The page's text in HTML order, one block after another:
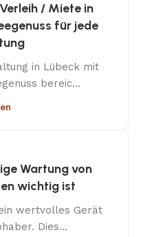
/ Miete in
für jede
in Lübeck mit
bereic...
Wartung von
wichtig ist
wertvolles Gerät
Dies...